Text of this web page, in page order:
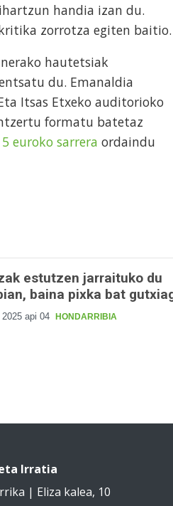
handia izan du.
zorrotza egiten
hautetsiak
du. Emanaldia
Itsas Etxeko auditorioko
formatu batetaz
euroko sarrera ordaindu
estutzen jarraituko du
baina pixka bat
2025 api 04 HONDARRIBIA
Irratia
| Eliza kalea, 10